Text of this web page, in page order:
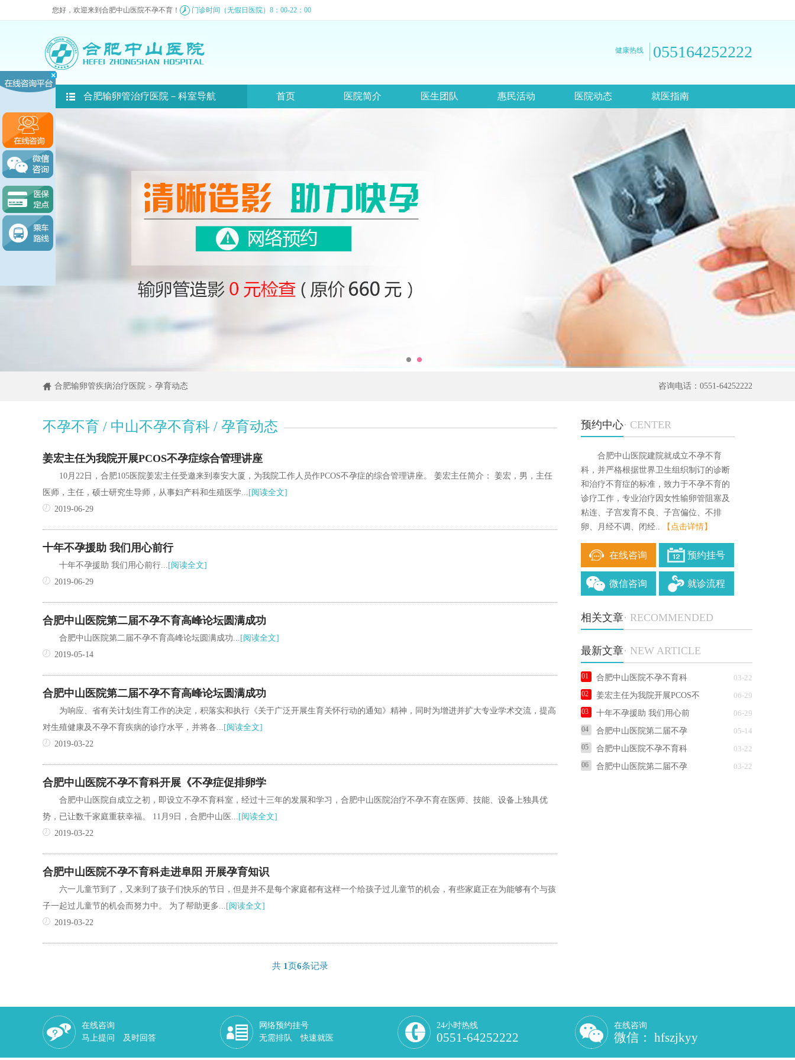
您好，欢迎来到合肥中山医院不孕不育！ 门诊时间（无假日医院）8：00-22：00
健康热线 055164252222
合肥输卵管治疗医院－科室导航 首页 医院简介 医生团队 惠民活动 医院动态 就医指南
咨询电话：0551-64252222
合肥输卵管疾病治疗医院 > 孕育动态
不孕不育 / 中山不孕不育科 / 孕育动态
姜宏主任为我院开展PCOS不孕症综合管理讲座
10月22日，合肥105医院姜宏主任受邀来到泰安大厦，为我院工作人员作PCOS不孕症的综合管理讲座。 姜宏主任简介： 姜宏，男，主任
医师，主任，硕士研究生导师，从事妇产科和生殖医学... [阅读全文]
2019-06-29
十年不孕援助 我们用心前行
十年不孕援助 我们用心前行... [阅读全文]
2019-06-29
合肥中山医院第二届不孕不育高峰论坛圆满成功
合肥中山医院第二届不孕不育高峰论坛圆满成功... [阅读全文]
2019-05-14
合肥中山医院第二届不孕不育高峰论坛圆满成功
为响应、省有关计划生育工作的决定，积落实和执行《关于广泛开展生育关怀行动的通知》精神，同时为增进并扩大专业学术交流，提高
对生殖健康及不孕不育疾病的诊疗水平，并将各... [阅读全文]
2019-03-22
合肥中山医院不孕不育科开展《不孕症促排卵学
合肥中山医院自成立之初，即设立不孕不育科室，经过十三年的发展和学习，合肥中山医院治疗不孕不育在医师、技能、设备上独具优
势，已让数千家庭重获幸福。 11月9日，合肥中山医... [阅读全文]
2019-03-22
合肥中山医院不孕不育科走进阜阳 开展孕育知识
六一儿童节到了，又来到了孩子们快乐的节日，但是并不是每个家庭都有这样一个给孩子过儿童节的机会，有些家庭正在为能够有个与孩
子一起过儿童节的机会而努力中。 为了帮助更多... [阅读全文]
2019-03-22
共 1页6条记录
预约中心· CENTER
合肥中山医院建院就成立不孕不育
科，并严格根据世界卫生组织制订的诊断
和治疗不育症的标准，致力于不孕不育的
诊疗工作，专业治疗因女性输卵管阻塞及
粘连、子宫发育不良、子宫偏位、不排
卵、月经不调、闭经..
【点击详情】
在线咨询 预约挂号
微信咨询 就诊流程
相关文章· RECOMMENDED
最新文章· NEW ARTICLE
03-22
合肥中山医院不孕不育科
06-29
姜宏主任为我院开展PCOS不
06-29
十年不孕援助 我们用心前
05-14
合肥中山医院第二届不孕
03-22
合肥中山医院不孕不育科
03-22
合肥中山医院第二届不孕
在线咨询
马上提问 及时回答
网络预约挂号
无需排队 快速就医
24小时热线
0551-64252222
在线咨询
微信： hfszjkyy